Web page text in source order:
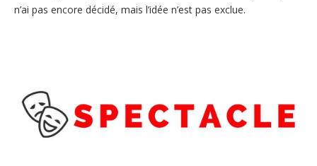
n’ai pas encore décidé, mais l’idée n’est pas exclue.